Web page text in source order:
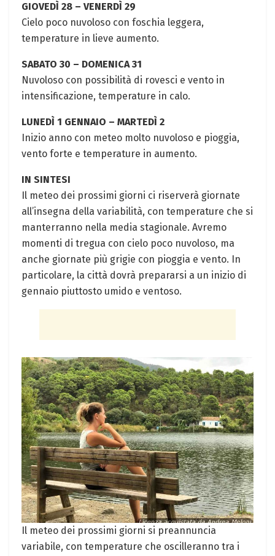
GIOVEDÌ 28 – VENERDÌ 29
Cielo poco nuvoloso con foschia leggera,⁢
temperature in lieve aumento.
SABATO 30 – DOMENICA 31
Nuvoloso ⁣con possibilità di rovesci e vento in
intensificazione,⁣ temperature⁤ in calo.
LUNEDÌ‌ 1 GENNAIO – MARTEDÌ ⁢2
Inizio anno con ​meteo molto ⁤nuvoloso e pioggia,
vento‌ forte e temperature in aumento.
IN SINTESI
Il meteo dei prossimi giorni ci riserverà giornate
all’insegna della variabilità, ⁤con temperature che si
​manterranno nella‍ media stagionale. Avremo
momenti di tregua con cielo poco nuvoloso, ‌ma
anche giornate ⁣più grigie con ⁣pioggia e vento. In
particolare, ⁣la città dovrà⁢ prepararsi a un inizio di
gennaio piuttosto umido e ventoso.
Il meteo dei prossimi giorni si ⁣preannuncia
variabile, con temperature che ⁣oscilleranno⁢ tra i